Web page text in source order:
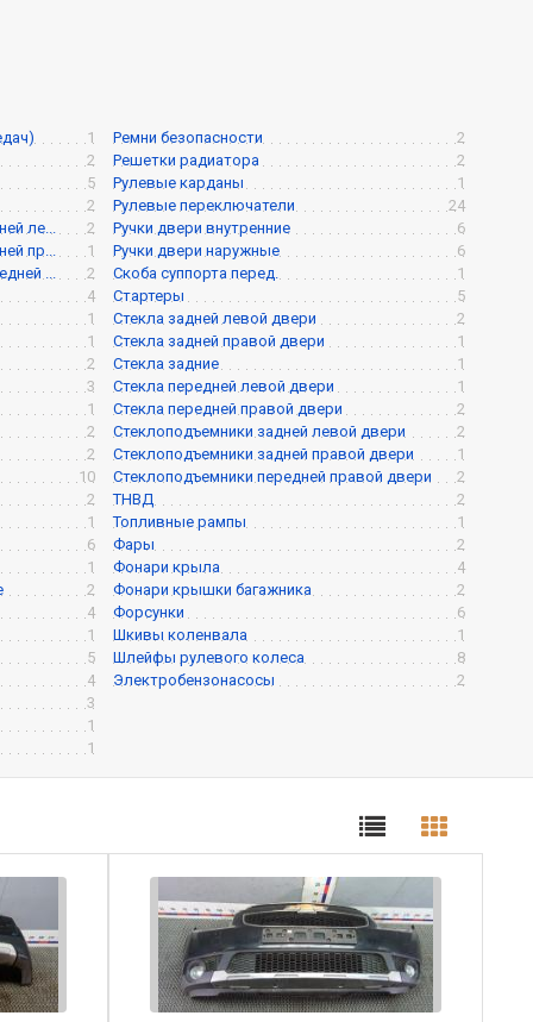
1
2
5
2
ле...
2
пр...
1
...
2
4
1
1
2
3
1
2
2
10
2
1
6
1
2
4
1
5
4
3
1
1
Ремни безопасности
2
Решетки радиатора
2
Рулевые карданы
1
Рулевые переключатели
24
Ручки двери внутренние
6
Ручки двери наружные
6
Скоба суппорта перед.
1
Стартеры
5
Стекла задней левой двери
2
Стекла задней правой двери
1
Стекла задние
1
Стекла передней левой двери
1
Стекла передней правой двери
2
Стеклоподъемники задней левой двери
2
Стеклоподъемники задней правой двери
1
Стеклоподъемники передней правой двери
2
ТНВД
2
Топливные рампы
1
Фары
2
Фонари крыла
4
Фонари крышки багажника
2
Форсунки
6
Шкивы коленвала
1
Шлейфы рулевого колеса
8
Электробензонасосы
2